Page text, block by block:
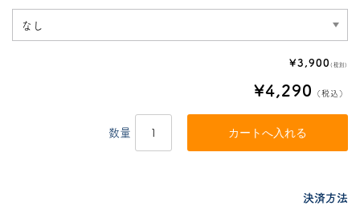
¥3,900(税別)
¥4,290 （税込）
数量
決済方法